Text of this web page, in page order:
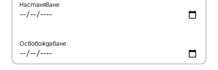
Настаняване
Освобождаване